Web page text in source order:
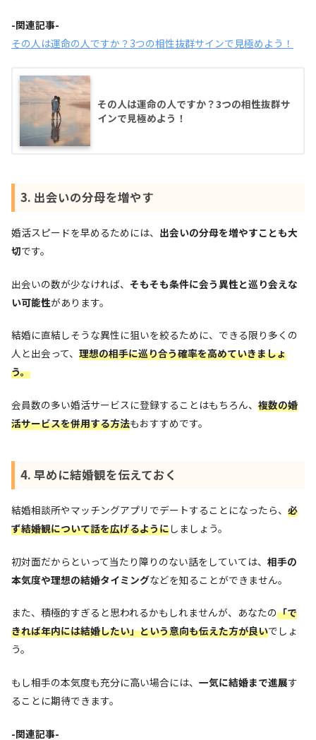
-関連記事-
その人は運命の人ですか？3つの相性抜群サインで見極めよう！
その人は運命の人ですか？3つの相性抜群サ
インで見極めよう！
3. 出会いの分母を増やす
婚活スピードを早めるためには、 出会いの分母を増やすことも大
切です。
出会いの数が少なければ、 そもそも条件に会う異性と巡り会えな
い可能性があります。
結婚に直結しそうな異性に狙いを絞るために、できる限り多くの
人と出会って、 理想の相手に巡り合う確率を高めていきましょ
う。
会員数の多い婚活サービスに登録することはもちろん、 複数の婚
活サービスを併用する方法もおすすめです。
4. 早めに結婚観を伝えておく
結婚相談所やマッチングアプリでデートすることになったら、 必
ず結婚観について話を広げるようにしましょう。
初対面だからといって当たり障りのない話をしていては、 相手の
本気度や理想の結婚タイミングなどを知ることができません。
また、積極的すぎると思われるかもしれませんが、あなたの「で
きれば年内には結婚したい」という意向も伝えた方が良いでしょ
う。
もし相手の本気度も充分に高い場合には、 一気に結婚まで進展す
ることに期待できます。
-関連記事-